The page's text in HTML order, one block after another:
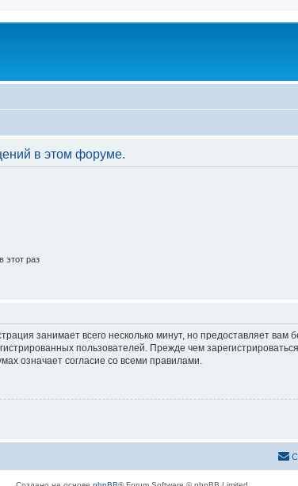
в этом форуме.
этот раз
занимает всего несколько минут, но предоставляет
пользователей. Прежде чем
означает согласие со всеми правилами.